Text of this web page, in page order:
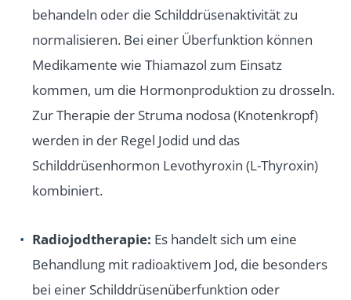
behandeln oder die Schilddrüsenaktivität zu
normalisieren. Bei einer Überfunktion können
Medikamente wie Thiamazol zum Einsatz
kommen, um die Hormonproduktion zu drosseln.
Zur Therapie der Struma nodosa (Knotenkropf)
werden in der Regel Jodid und das
Schilddrüsenhormon Levothyroxin (L-Thyroxin)
kombiniert.
Radiojodtherapie: Es handelt sich um eine
Behandlung mit radioaktivem Jod, die besonders
bei einer Schilddrüsenüberfunktion oder